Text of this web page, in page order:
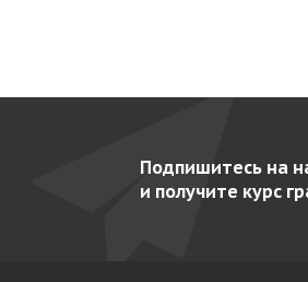
Подпишитесь на
и получите курс